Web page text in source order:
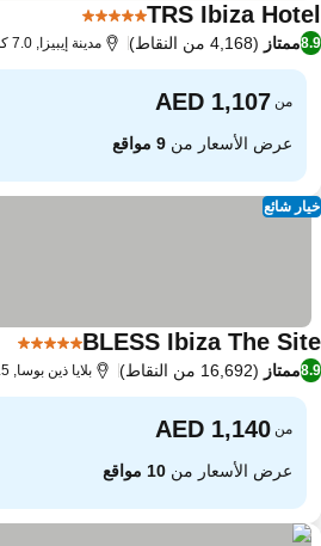
TRS Ibiza Hotel5 عدد النجوم
8.9ممتاز (4,168 من النقاط) مدينة إيبيزا, 7.0 كم إلى كالا تاريدا
من
عرض الأسعار من 9 مواقع
خيار شائع
BLESS Ibiza The Site5 عدد النجوم
8.9ممتاز (16,692 من النقاط) بلايا ذين بوسا, 15.5 كم إلى كالا تاريدا
من
عرض الأسعار من 10 مواقع